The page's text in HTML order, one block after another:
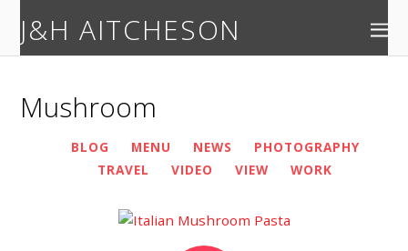
J&H AITCHESON
Mushroom
BLOG MENU NEWS
PHOTOGRAPHY
TRAVEL
VIDEO VIEW WORK